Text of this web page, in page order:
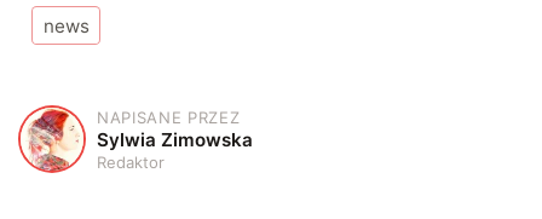
news
S
NAPISANE PRZEZ
Sylwia Zimowska
Redaktor